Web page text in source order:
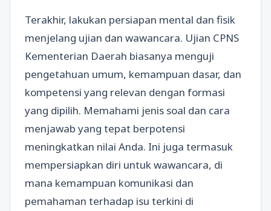
Terakhir, lakukan persiapan mental dan fisik
menjelang ujian dan wawancara. Ujian CPNS
Kementerian Daerah biasanya menguji
pengetahuan umum, kemampuan dasar, dan
kompetensi yang relevan dengan formasi
yang dipilih. Memahami jenis soal dan cara
menjawab yang tepat berpotensi
meningkatkan nilai Anda. Ini juga termasuk
mempersiapkan diri untuk wawancara, di
mana kemampuan komunikasi dan
pemahaman terhadap isu terkini di